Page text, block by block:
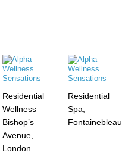
Residential
Wellness
Bishop’s
Avenue,
London
Residential
Spa,
Fontainebleau